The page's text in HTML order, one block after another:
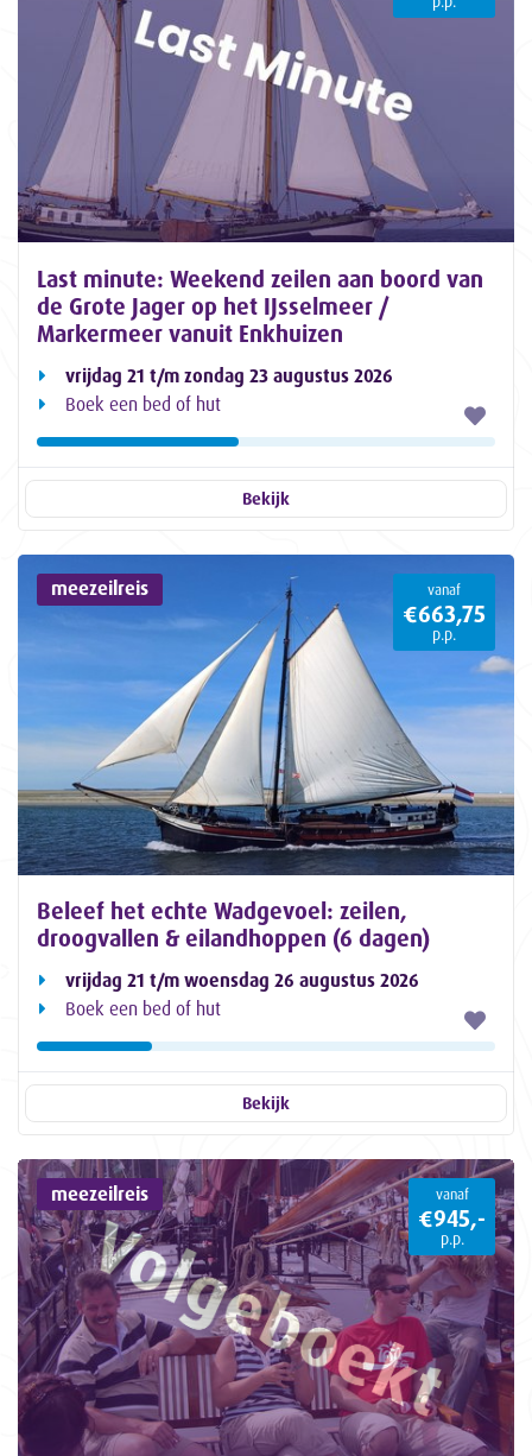
Last minute: Weekend zeilen aan boord van
de Grote Jager op het IJsselmeer /
Markermeer vanuit Enkhuizen
vrijdag 21 t/m zondag 23 augustus 2026
Boek een bed of hut
Bekijk
meezeilreis vanaf
€663,75
p.p.
Beleef het echte Wadgevoel: zeilen,
droogvallen & eilandhoppen (6 dagen)
vrijdag 21 t/m woensdag 26 augustus 2026
Boek een bed of hut
Bekijk
meezeilreis vanaf
€945,-
p.p.